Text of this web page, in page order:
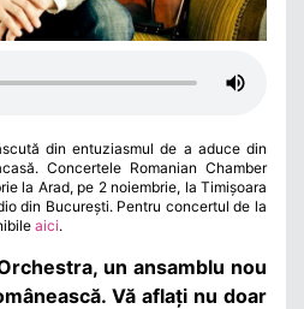
din entuziasmul de a aduce din
Concertele Romanian Chamber
la Arad, pe 2 noiembrie, la Timișoara
din București. Pentru concertul de la
aici.
un ansamblu nou
Vă aflați nu doar